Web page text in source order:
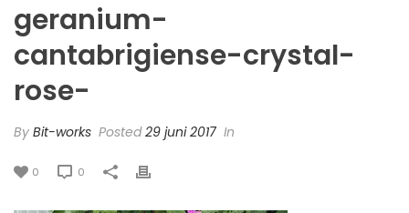
geranium-
cantabrigiense-crystal-
rose-
By Bit-works Posted29 juni 2017 In
0 0